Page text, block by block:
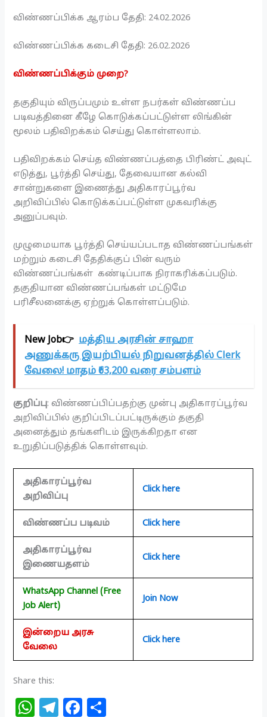
விண்ணப்பிக்க ஆரம்ப தேதி: 24.02.2026
விண்ணப்பிக்க கடைசி தேதி: 26.02.2026
விண்ணப்பிக்கும் முறை?
தகுதியும் விருப்பமும் உள்ள நபர்கள் விண்ணப்ப
படிவத்தினை கீழே கொடுக்கப்பட்டுள்ள லிங்கின்
மூலம் பதிவிறக்கம் செய்து கொள்ளலாம்.
பதிவிறக்கம் செய்த விண்ணப்பத்தை பிரிண்ட் அவுட்
எடுத்து, பூர்த்தி செய்து, தேவையான கல்வி
சான்றுகளை இணைத்து அதிகாரப்பூர்வ
அறிவிப்பில் கொடுக்கப்பட்டுள்ள முகவரிக்கு
அனுப்பவும்.
முழுமையாக பூர்த்தி செய்யப்படாத விண்ணப்பங்கள்
மற்றும் கடைசி தேதிக்குப் பின் வரும்
விண்ணப்பங்கள் கண்டிப்பாக நிராகரிக்கப்படும்.
தகுதியான விண்ணப்பங்கள் மட்டுமே
பரிசீலனைக்கு ஏற்றுக் கொள்ளப்படும்.
New Job👉 மத்திய அரசின் சாஹா
அணுக்கரு இயற்பியல் நிறுவனத்தில் Clerk
வேலை! மாதம் ₹63,200 வரை சம்பளம்
குறிப்பு: விண்ணப்பிப்பதற்கு முன்பு அதிகாரப்பூர்வ
அறிவிப்பில் குறிப்பிடப்பட்டிருக்கும் தகுதி
அனைத்தும் தங்களிடம் இருக்கிறதா என
உறுதிப்படுத்திக் கொள்ளவும்.
அதிகாரப்பூர்வ
அறிவிப்பு
Click here
விண்ணப்ப படிவம் Click here
அதிகாரப்பூர்வ
இணையதளம்
Click here
WhatsApp Channel (Free
Job Alert)
Join Now
இன்றைய அரசு
வேலை
Click here
Share this:
W T
F